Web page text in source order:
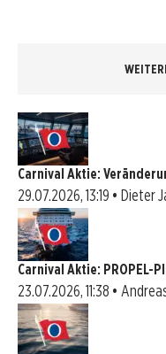
Carnival Aktie:
29.07.2026, 13:19 • Dieter
Carnival Aktie: PROPEL-
23.07.2026, 11:38 •